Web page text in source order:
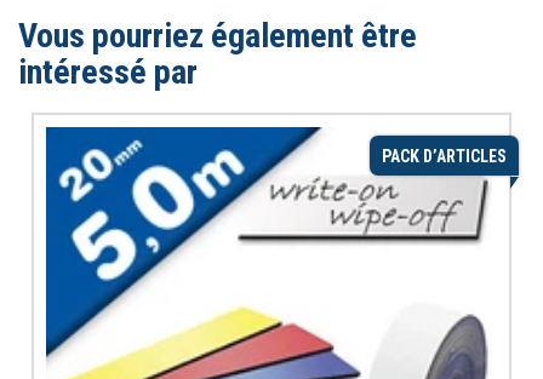
Vous pourriez également être
intéressé par
PACK D’ARTICLES